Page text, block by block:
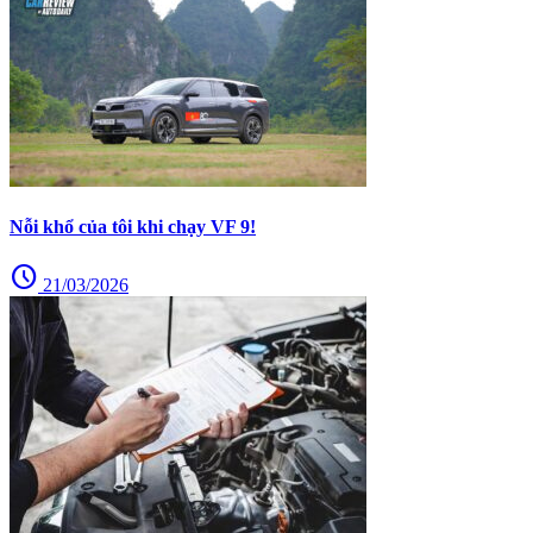
Nỗi khổ của tôi khi chạy VF 9!
schedule 21/03/2026